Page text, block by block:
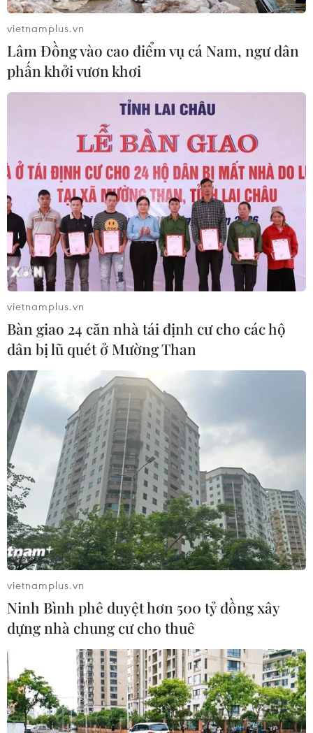
vietnamplus.vn
Lâm Đồng vào cao điểm vụ cá Nam, ngư dân
phấn khởi vươn khơi
vietnamplus.vn
Bàn giao 24 căn nhà tái định cư cho các hộ
dân bị lũ quét ở Mường Than
vietnamplus.vn
Ninh Bình phê duyệt hơn 500 tỷ đồng xây
dựng nhà chung cư cho thuê